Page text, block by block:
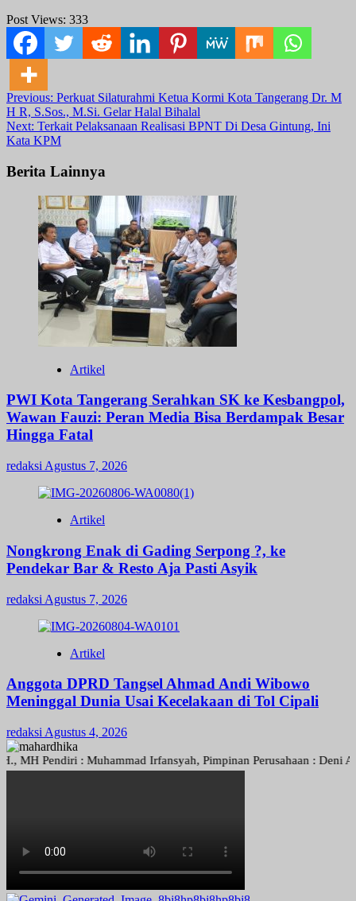
Post Views: 333
Post
navigation
Previous: Perkuat Silaturahmi Ketua Kormi Kota Tangerang Dr. M
H R, S.Sos., M.Si. Gelar Halal Bihalal
Next: Terkait Pelaksanaan Realisasi BPNT Di Desa Gintung, Ini
Kata KPM
Berita Lainnya
Artikel
PWI Kota Tangerang Serahkan SK ke Kesbangpol,
Wawan Fauzi: Peran Media Bisa Berdampak Besar
Hingga Fatal
redaksi Agustus 7, 2026
Artikel
Nongkrong Enak di Gading Serpong ?, ke
Pendekar Bar & Resto Aja Pasti Asyik
redaksi Agustus 7, 2026
Artikel
Anggota DPRD Tangsel Ahmad Andi Wibowo
Meninggal Dunia Usai Kecelakaan di Tol Cipali
redaksi Agustus 4, 2026
Pendiri : Muhammad Irfansyah, Pimpinan Perusahaan : Deni